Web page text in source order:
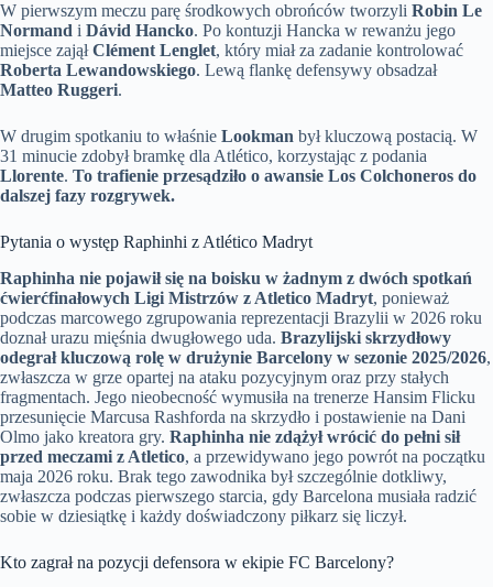
W pierwszym meczu parę środkowych obrońców tworzyli Robin Le
Normand i Dávid Hancko. Po kontuzji Hancka w rewanżu jego
miejsce zająłClément Lenglet, który miał za zadanie kontrolować
Roberta Lewandowskiego. Lewą flankę defensywy obsadzał
Matteo Ruggeri.
W drugim spotkaniu to właśnie Lookman był kluczową postacią. W
31 minucie zdobył bramkę dla Atlético, korzystając z podania
Llorente. To trafienie przesądziło o awansie Los Colchoneros do
dalszej fazy rozgrywek.
Pytania o występ Raphinhi z Atlético Madryt
Raphinha nie pojawił się na boisku w żadnym z dwóch spotkań
ćwierćfinałowych Ligi Mistrzów z Atletico Madryt, ponieważ
podczas marcowego zgrupowania reprezentacji Brazylii w 2026 roku
doznał urazu mięśnia dwugłowego uda. Brazylijski skrzydłowy
odegrał kluczową rolę w drużynie Barcelony w sezonie 2025/2026,
zwłaszcza w grze opartej na ataku pozycyjnym oraz przy stałych
fragmentach. Jego nieobecność wymusiła na trenerze Hansim Flicku
przesunięcie Marcusa Rashforda na skrzydło i postawienie na Dani
Olmo jako kreatora gry. Raphinha nie zdążył wrócić do pełni sił
przed meczami z Atletico, a przewidywano jego powrót na początku
maja 2026 roku. Brak tego zawodnika był szczególnie dotkliwy,
zwłaszcza podczas pierwszego starcia, gdy Barcelona musiała radzić
sobie w dziesiątkę i każdy doświadczony piłkarz się liczył.
Kto zagrał na pozycji defensora w ekipie FC Barcelony?